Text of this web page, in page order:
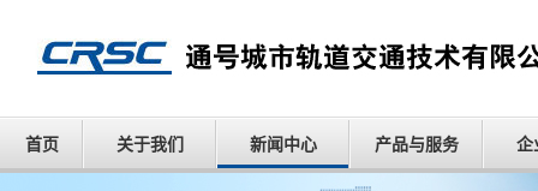
首页 关于我们 新闻中心 产品与服务 企